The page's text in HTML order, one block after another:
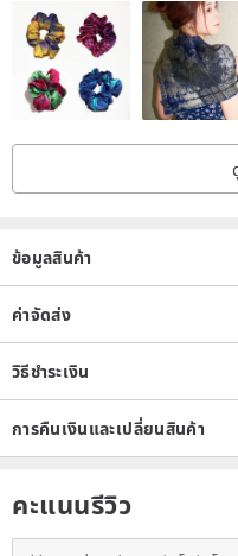
ข้อมูลสินค้า
ค่าจัดส่ง
วิธีชำระเงิน
การคืนเงินและเปลี่ยนสินค้า
คะแนนรีวิว